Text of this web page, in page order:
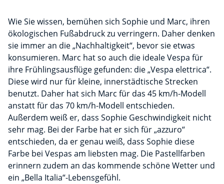
Wie Sie wissen, bemühen sich Sophie und Marc, ihren
ökologischen Fußabdruck zu verringern. Daher denken
sie immer an die „Nachhaltigkeit“, bevor sie etwas
konsumieren. Marc hat so auch die ideale Vespa für
ihre Frühlingsausflüge gefunden: die „Vespa elettrica“.
Diese wird nur für kleine, innerstädtische Strecken
benutzt. Daher hat sich Marc für das 45 km/h-Modell
anstatt für das 70 km/h-Modell entschieden.
Außerdem weiß er, dass Sophie Geschwindigkeit nicht
sehr mag. Bei der Farbe hat er sich für „azzuro“
entschieden, da er genau weiß, dass Sophie diese
Farbe bei Vespas am liebsten mag. Die Pastellfarben
erinnern zudem an das kommende schöne Wetter und
ein „Bella Italia“-Lebensgefühl.